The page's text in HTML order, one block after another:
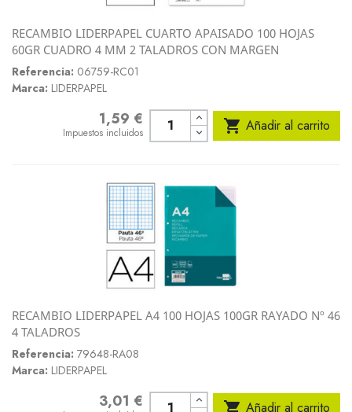
RECAMBIO LIDERPAPEL CUARTO APAISADO 100 HOJAS
60GR CUADRO 4 MM 2 TALADROS CON MARGEN
Referencia: 06759-RC01
Marca: LIDERPAPEL
1,59 €
Impuestos incluidos  Añadir al carrito
RECAMBIO LIDERPAPEL A4 100 HOJAS 100GR RAYADO Nº 46
4 TALADROS
Referencia: 79648-RA08
Marca: LIDERPAPEL
3,01 €  Añadir al carrito